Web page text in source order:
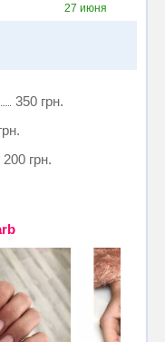
27 июня
350 грн.
200 грн.